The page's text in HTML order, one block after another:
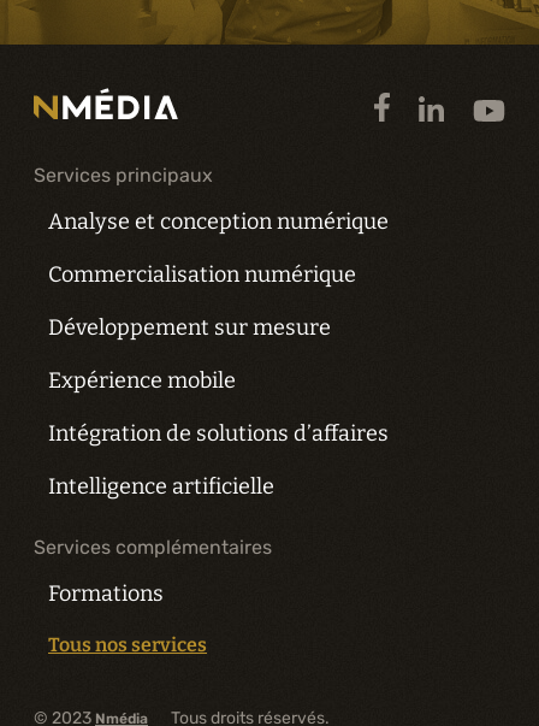
Services principaux
Analyse et conception numérique
Commercialisation numérique
Développement sur mesure
Expérience mobile
Intégration de solutions d’affaires
Intelligence artificielle
Services complémentaires
Formations
Tous nos services
© 2023 Nmédia Tous droits réservés.